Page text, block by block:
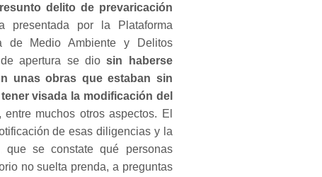
delito de prevaricación
por la Plataforma
Medio Ambiente y Delitos
de apertura se diosin haberse
unas obras que estaban sin
visada la modificación del
muchos otros aspectos. El
de esas diligencias y la
que se constate qué personas
no suelta prenda, a preguntas